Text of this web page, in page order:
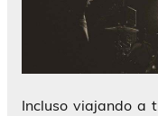
Incluso viajando a